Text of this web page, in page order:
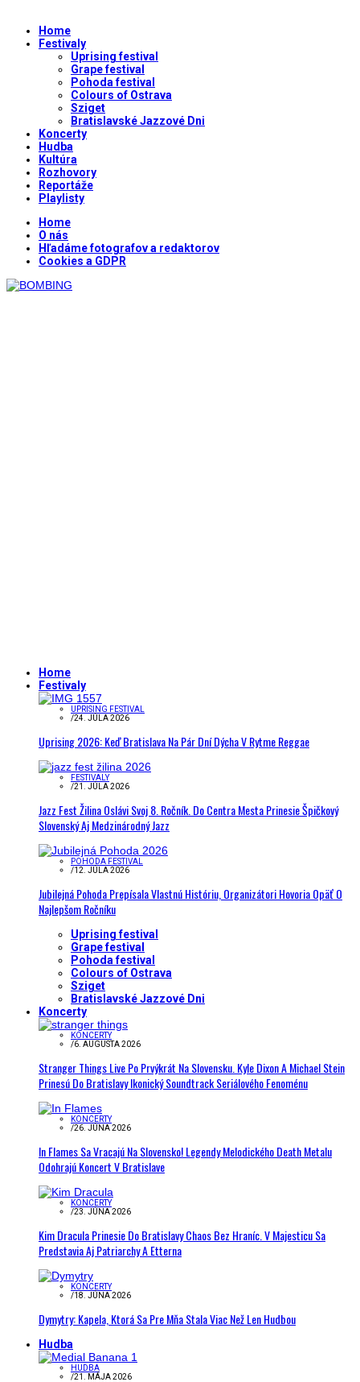
Home
Festivaly
Uprising festival
Grape festival
Pohoda festival
Colours of Ostrava
Sziget
Bratislavské Jazzové Dni
Koncerty
Hudba
Kultúra
Rozhovory
Reportáže
Playlisty
Home
O nás
Hľadáme fotografov a redaktorov
Cookies a GDPR
Home
Festivaly
UPRISING FESTIVAL
/24. JÚLA 2026
Uprising 2026: Keď Bratislava Na Pár Dní Dýcha V Rytme Reggae
FESTIVALY
/21. JÚLA 2026
Jazz Fest Žilina Oslávi Svoj 8. Ročník. Do Centra Mesta Prinesie Špičkový
Slovenský Aj Medzinárodný Jazz
POHODA FESTIVAL
/12. JÚLA 2026
Jubilejná Pohoda Prepísala Vlastnú Históriu, Organizátori Hovoria Opäť O
Najlepšom Ročníku
Uprising festival
Grape festival
Pohoda festival
Colours of Ostrava
Sziget
Bratislavské Jazzové Dni
Koncerty
KONCERTY
/6. AUGUSTA 2026
Stranger Things Live Po Prvýkrát Na Slovensku. Kyle Dixon A Michael Stein
Prinesú Do Bratislavy Ikonický Soundtrack Seriálového Fenoménu
KONCERTY
/26. JÚNA 2026
In Flames Sa Vracajú Na Slovensko! Legendy Melodického Death Metalu
Odohrajú Koncert V Bratislave
KONCERTY
/23. JÚNA 2026
Kim Dracula Prinesie Do Bratislavy Chaos Bez Hraníc. V Majesticu Sa
Predstavia Aj Patriarchy A Etterna
KONCERTY
/18. JÚNA 2026
Dymytry: Kapela, Ktorá Sa Pre Mňa Stala Viac Než Len Hudbou
Hudba
HUDBA
/21. MÁJA 2026